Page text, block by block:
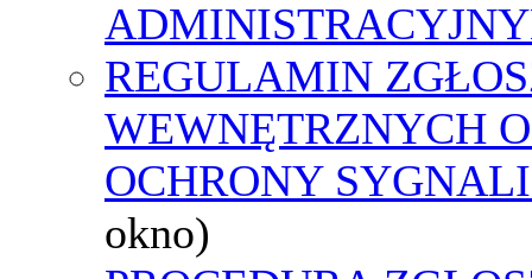
REGULAMIN
WEWNĘTRZNYCH
OCHRONY
okno)